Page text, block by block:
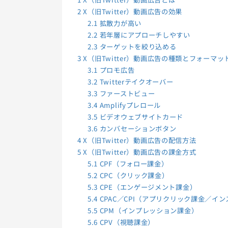
2 X（旧Twitter）動画広告の効果
2.1 拡散力が高い
2.2 若年層にアプローチしやすい
2.3 ターゲットを絞り込める
3 X（旧Twitter）動画広告の種類とフォーマッ
3.1 プロモ広告
3.2 Twitterテイクオーバー
3.3 ファーストビュー
3.4 Amplifyプレロール
3.5 ビデオウェブサイトカード
3.6 カンバセーションボタン
4 X（旧Twitter）動画広告の配信方法
5 X（旧Twitter）動画広告の課金方式
5.1 CPF（フォロー課金）
5.2 CPC（クリック課金）
5.3 CPE（エンゲージメント課金）
5.4 CPAC／CPI（アプリクリック課金／イン
5.5 CPM（インプレッション課金）
5.6 CPV（視聴課金）